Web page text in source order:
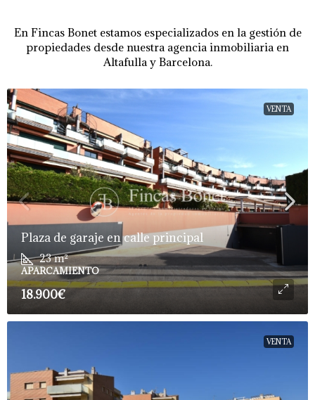
En Fincas Bonet estamos especializados en la gestión de
propiedades desde nuestra agencia inmobiliaria en
Altafulla y Barcelona.
VENTA
Plaza de garaje en calle principal
23 m²
APARCAMIENTO
18.900€
VENTA